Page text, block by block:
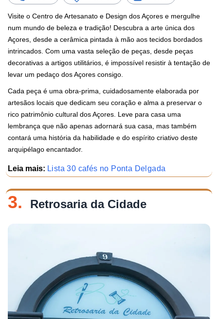
Visite o Centro de Artesanato e Design dos Açores e mergulhe
num mundo de beleza e tradição! Descubra a arte única dos
Açores, desde a cerâmica pintada à mão aos tecidos bordados
intrincados. Com uma vasta seleção de peças, desde peças
decorativas a artigos utilitários, é impossível resistir à tentação de
levar um pedaço dos Açores consigo.
Cada peça é uma obra-prima, cuidadosamente elaborada por
artesãos locais que dedicam seu coração e alma a preservar o
rico patrimônio cultural dos Açores. Leve para casa uma
lembrança que não apenas adornará sua casa, mas também
contará uma história da habilidade e do espírito criativo deste
arquipélago encantador.
Leia mais: Lista 30 cafés no Ponta Delgada
3. Retrosaria da Cidade